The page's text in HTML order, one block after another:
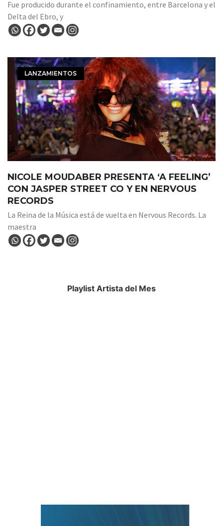
Fue producido durante el confinamiento, entre Barcelona y el
Delta del Ebro, y
LANZAMIENTOS
NICOLE MOUDABER PRESENTA ‘A FEELING’
CON JASPER STREET CO Y EN NERVOUS
RECORDS
La Reina de la Música está de vuelta en Nervous Records. La
maestra
Playlist Artista del Mes